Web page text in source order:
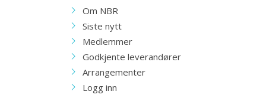
Om NBR
Siste nytt
Medlemmer
Godkjente leverandører
Arrangementer
Logg inn